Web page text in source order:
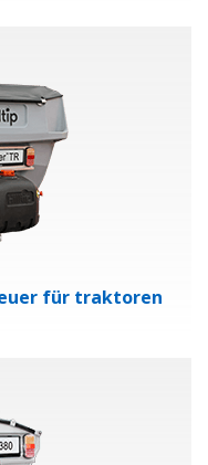
für traktoren